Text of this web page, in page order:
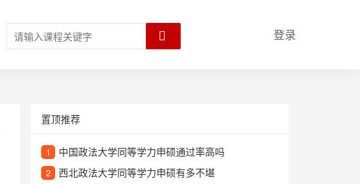
登录
置顶推荐
1 中国政法大学同等学力申硕通过率高吗
2 西北政法大学同等学力申硕有多不堪